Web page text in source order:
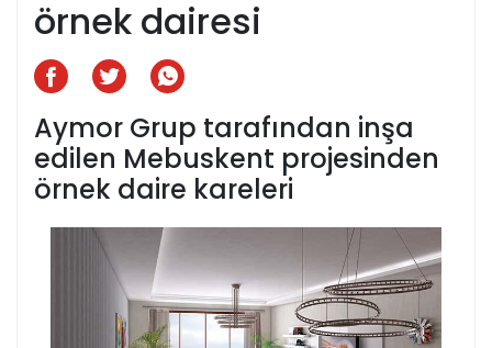
örnek dairesi
Aymor Grup tarafından inşa
edilen Mebuskent projesinden
örnek daire kareleri